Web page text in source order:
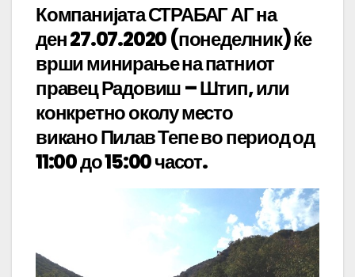
Компанијата СТРАБАГ АГ на
ден 27.07.2020 (понеделник) ќе
врши минирање на патниот
правец Радовиш – Штип, или
конкретно околу место
викано Пилав Тепе во период од
11:00 до 15:00 часот.